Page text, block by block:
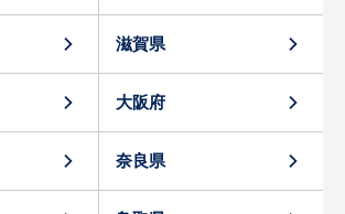
滋賀県
大阪府
奈良県